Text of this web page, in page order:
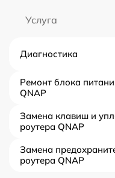
Услуга
Диагностика
Ремонт блока
QNAP
Замена клавиш и
роутера QNAP
Замена
роутера QNAP